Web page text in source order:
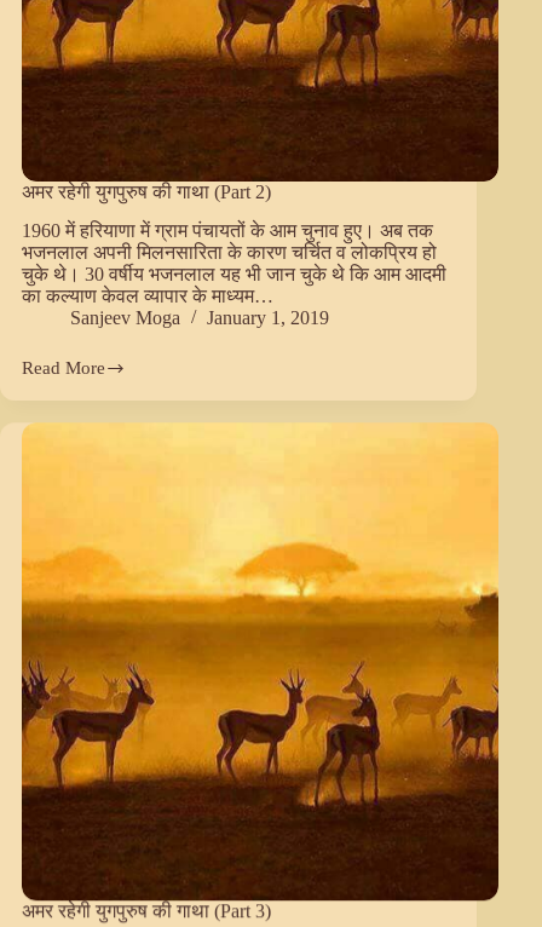
अमर रहेगी युगपुरुष की गाथा (Part 2)
1960 में हरियाणा में ग्राम पंचायतों के आम चुनाव हुए। अब तक
भजनलाल अपनी मिलनसारिता के कारण चर्चित व लोकप्रिय हो
चुके थे। 30 वर्षीय भजनलाल यह भी जान चुके थे कि आम आदमी
का कल्याण केवल व्यापार के माध्यम…
Sanjeev Moga
January 1, 2019
Read More
अमर
युगपुरुष
की
अमर रहेगी युगपुरुष की गाथा (Part 3)